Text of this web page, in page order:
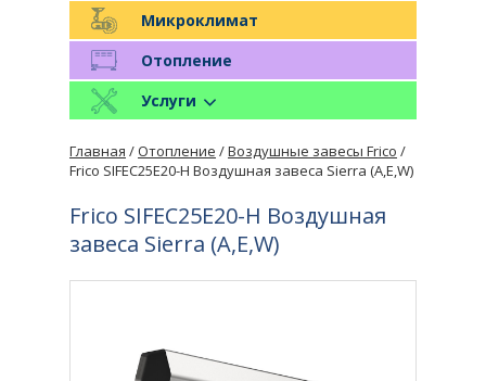
Микроклимат
Отопление
Услуги
Главная /Отопление /Воздушные завесы Frico /
Frico SIFEC25E20-H Воздушная завеса Sierra (A,E,W)
Frico SIFEC25E20-H Воздушная
завеса Sierra (A,E,W)